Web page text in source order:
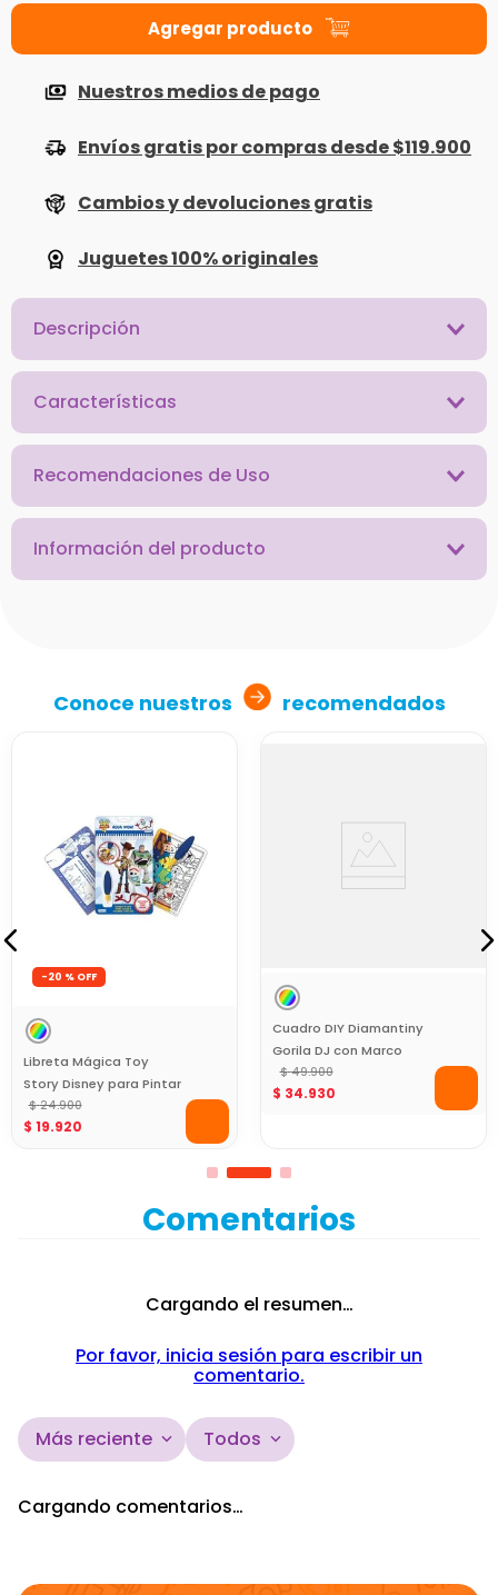
Nuestros medios de pago
Envíos gratis por compras desde $119.900
Cambios y devoluciones gratis
Juguetes 100% originales
Descripción
Características
Recomendaciones de Uso
Información del producto
Conoce nuestros recomendados
-20 %
Libreta Mágica Toy
Story Disney para Pintar
con Agua
$ 24.900
$ 19.920
Cuadro DIY Diamantiny
Gorila DJ con Marco
Infantil
$ 49.900
$ 34.930
Comentarios
Cargando el resumen…
Por favor, inicia sesión para escribir un
comentario.
Más reciente Todos
Cargando comentarios…